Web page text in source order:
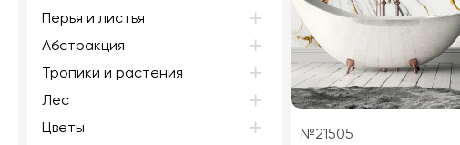
Перья и листья
Абстракция
Тропики и растения
Лес
Цветы
№21505